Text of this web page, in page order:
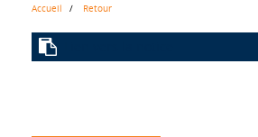
Accueil Retour